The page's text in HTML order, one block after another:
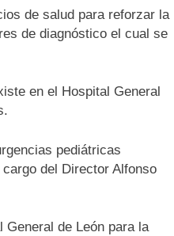
de salud para reforzar la
de diagnóstico el cual se
en el Hospital General
pediátricas
del Director Alfonso
General de León para la